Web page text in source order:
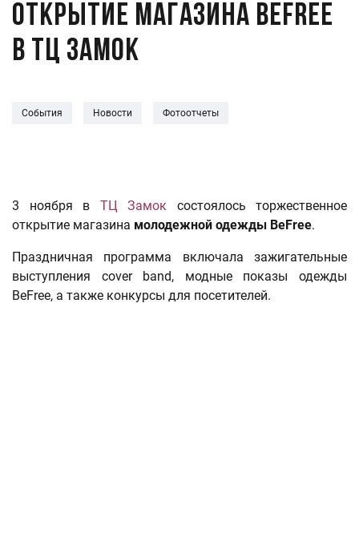
Открытие магазина Befree
в ТЦ Замок
События Новости Фотоотчеты
3 ноября в ТЦ Замок состоялось торжественное
открытие магазина молодежной одежды BeFree.
Праздничная программа включала зажигательные
выступления cover band, модные показы одежды
BeFree, а также конкурсы для посетителей.